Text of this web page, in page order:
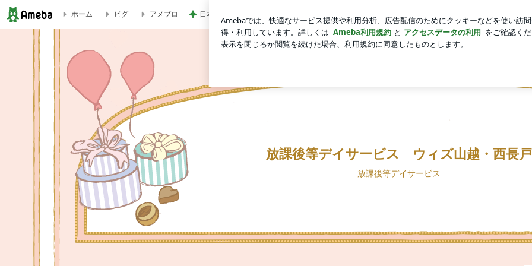
【西長戸】6月の様子☆ | 放課後等デイサービス ウィズ山越・西長戸
ホーム ピグ アメブロ 日本一高い場所にある天然温泉 ログ
放課後等デイサービス ウィズ山越・西長戸
放課後等デイサービス